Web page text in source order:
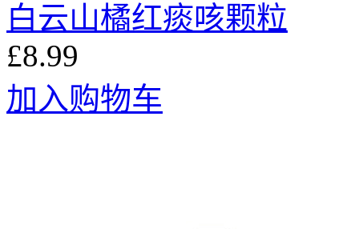
白云山橘红痰咳颗粒
£8.99
加入购物车